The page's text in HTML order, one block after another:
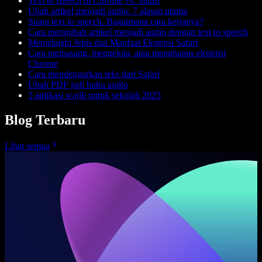
Ubah artikel menjadi audio: 7 alasan utama
Suara text to speech. Bagaimana cara kerjanya?
Cara mengubah artikel menjadi audio dengan text to speech
Menjelajahi Jenis dan Manfaat Ekstensi Safari
Cara memasang, mengelola, atau menghapus ekstensi
Chrome
Cara mendengarkan teks dari Safari
Ubah PDF jadi buku audio
5 aplikasi wajib untuk sekolah 2025
Blog Terbaru
Lihat semua